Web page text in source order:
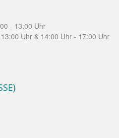
- 13:00 Uhr
Uhr & 14:00 Uhr - 17:00 Uhr